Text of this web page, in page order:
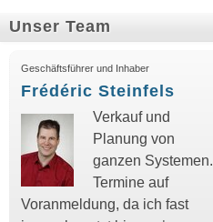
Unser Team
Geschäftsführer und Inhaber
Frédéric Steinfels
Verkauf und
Planung von
ganzen Systemen.
Termine auf
Voranmeldung, da ich fast